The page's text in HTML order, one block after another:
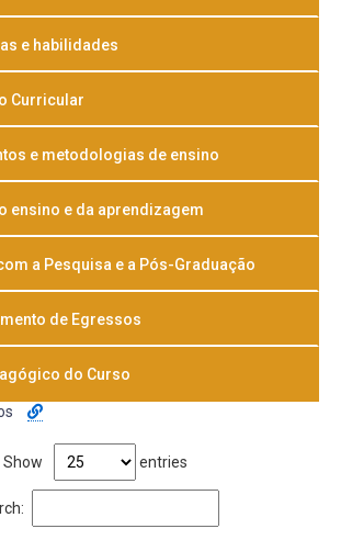
e habilidades
Curricular
e metodologias de ensino
ensino e da aprendizagem
a Pesquisa e a Pós-Graduação
de Egressos
do Curso
Show entries